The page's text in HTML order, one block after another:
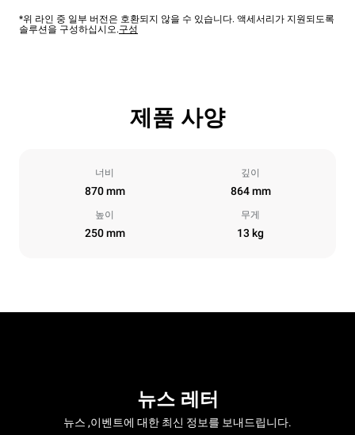
*위 라인 중 일부 버전은 호환되지 않을 수 있습니다. 액세서리가 지원되도록
솔루션을 구성하십시오.구성
제품 사양
너비
870 mm
깊이
864 mm
높이
250 mm
무게
13 kg
뉴스 레터
뉴스 ,이벤트에 대한 최신 정보를 보내드립니다.